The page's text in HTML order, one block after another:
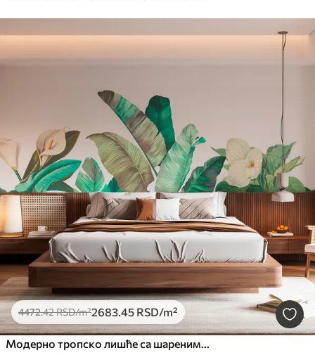
4472.42RSD/m²2683.45 RSD/m²
Модерно тропско лишће са шареним цвећем